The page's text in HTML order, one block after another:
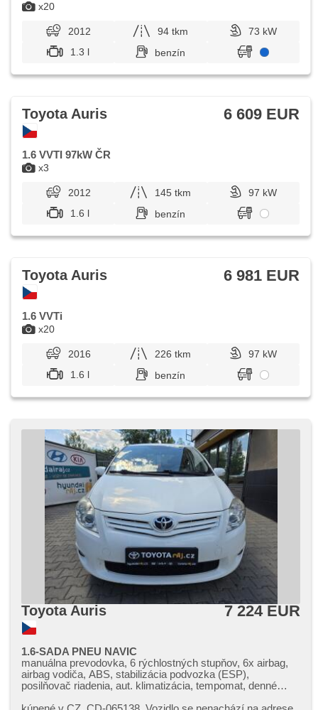
x20
2012 94 tkm
73 kW
1.3 l
benzín
x3
Toyota Auris 6 609 EUR
1.6 VVTI 97kW ČR
2012 145 tkm
97 kW
1.6 l
benzín
x20
Toyota Auris 6 981 EUR
1.6 VVTi
2016 226 tkm
97 kW
1.6 l
benzín
Toyota Auris 7 224 EUR
1.6-SADA PNEU NAVIC
manuálna prevodovka, 6 rýchlostných stupňov, 6x airbag,
airbag vodiča, ABS, stabilizácia podvozka (ESP),
posilňovač riadenia, aut. klimatizácia, tempomat, denné